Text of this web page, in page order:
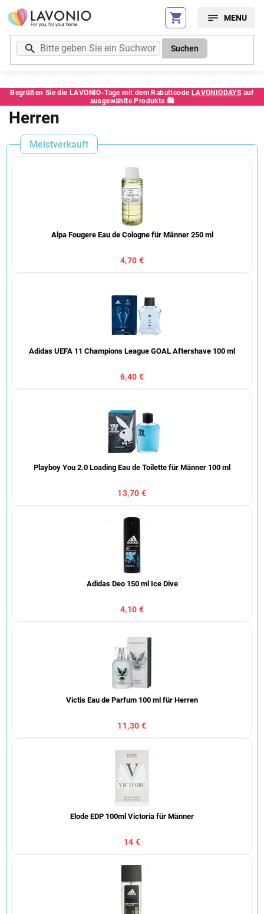
Zum
Inhalt
springen
Begrüßen Sie die LAVONIO-Tage mit dem Rabattcode LAVONIODAYS auf
ausgewählte Produkte 🛍️
Suchen
Herren
Meistverkauft
Alpa Fougere Eau de Cologne für Männer 250 ml
4,70 €
Adidas UEFA 11 Champions League GOAL Aftershave 100 ml
6,40 €
Playboy You 2.0 Loading Eau de Toilette für Männer 100 ml
13,70 €
Adidas Deo 150 ml Ice Dive
4,10 €
Victis Eau de Parfum 100 ml für Herren
11,30 €
Elode EDP 100ml Victoria für Männer
14 €